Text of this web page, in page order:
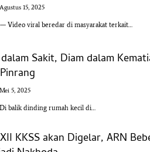
Agustus 15, 2025
Video viral beredar di masyarakat terkait…
Sakit, Diam dalam
Mei 5, 2025
balik dinding rumah kecil di…
KKSS akan Digelar, ARN